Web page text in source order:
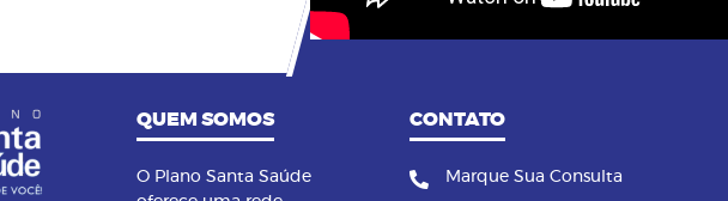
QUEM SOMOS CONTATO